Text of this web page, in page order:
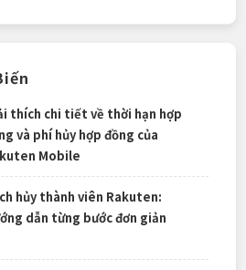
thích chi tiết về thời hạn hợp
và phí hủy hợp đồng của
Mobile
hủy thành viên Rakuten:
dẫn từng bước đơn giản